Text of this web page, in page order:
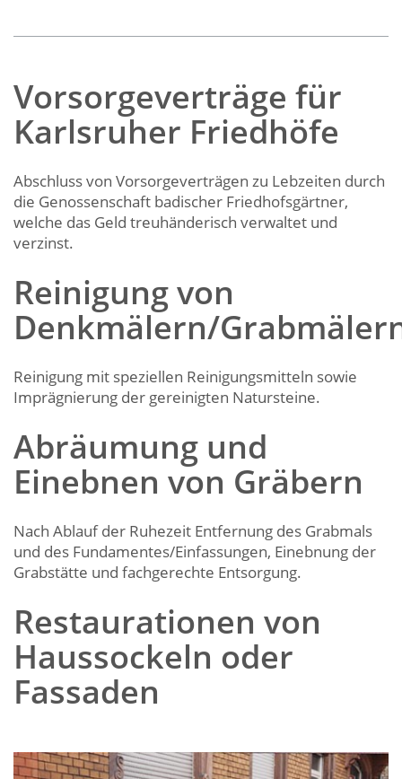
Vorsorgeverträge für
Karlsruher Friedhöfe
Abschluss von Vorsorgeverträgen zu Lebzeiten durch
die Genossenschaft badischer Friedhofsgärtner,
welche das Geld treuhänderisch verwaltet und
verzinst.
Reinigung von
Denkmälern/
Reinigung mit speziellen Reinigungsmitteln sowie
Imprägnierung der gereinigten Natursteine.
Abräumung und
Einebnen von Gräbern
Nach Ablauf der Ruhezeit Entfernung des Grabmals
und des Fundamentes/Einfassungen, Einebnung der
Grabstätte und fachgerechte Entsorgung.
Restaurationen von
Haussockeln oder
Fassaden